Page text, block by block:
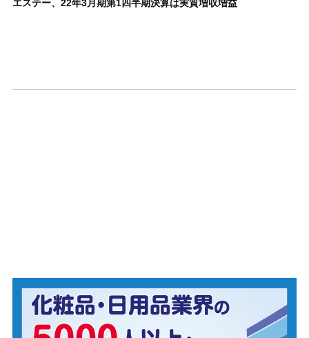
エステー、22年3月期第1四半期決算は実質増収増益